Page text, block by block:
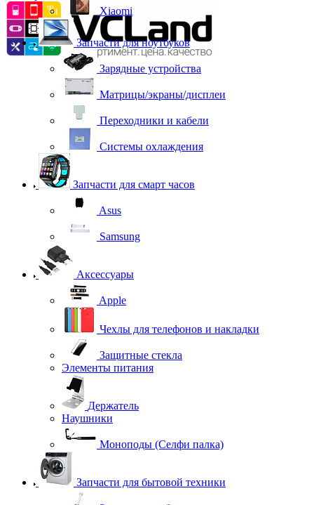
Xiaomi
Запчасти для ноутбуков
Зарядные устройства
Матрицы/экраны/дисплеи
Переходники и кабели
Системы охлаждения
Запчасти для смарт часов
Asus
Samsung
Аксессуары
Apple
Чехлы для телефонов и накладки
Защитные стекла
Элементы питания
Держатель
Наушники
Моноподы (Селфи палка)
Запчасти для бытовой техники